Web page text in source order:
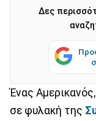
Δες
Ένας
σε φυλακή της